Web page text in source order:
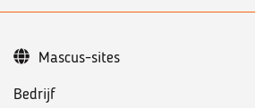
Bedrijf
Mascus-sites